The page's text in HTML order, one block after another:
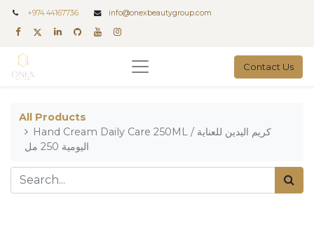
+974 44167736 info@onexbeautygroup.com
Contact Us
All Products
Hand Cream Daily Care 250ML / كريم اليدين للعناية
اليومية 250 مل